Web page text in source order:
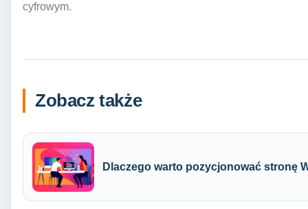
cyfrowym.
Zobacz także
Dlaczego warto pozycjonować stronę